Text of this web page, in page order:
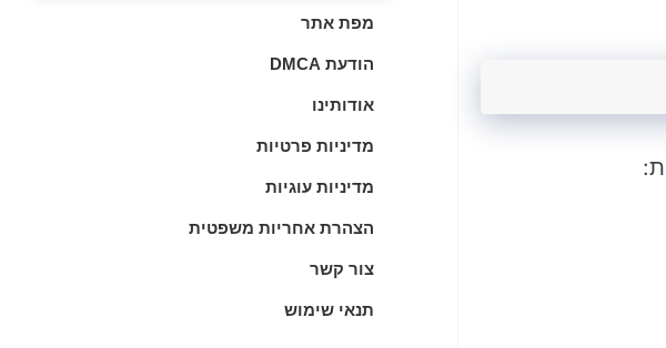
מפת אתר
הודעת DMCA
אודותינו
מדיניות פרטיות
מדיניות עוגיות
הצהרת אחריות משפטית
צור קשר
תנאי שימוש